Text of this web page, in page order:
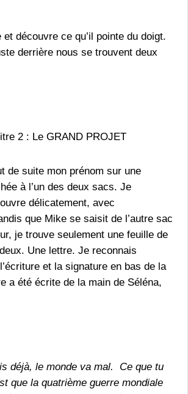
découvre ce qu’il pointe du doigt.
derrière nous se trouvent deux
2 : Le GRAND PROJET
de suite mon prénom sur une
à l’un des deux sacs. Je
délicatement, avec
que Mike se saisit de l’autre sac
je trouve seulement une feuille de
Une lettre. Je reconnais
et la signature en bas de la
a été écrite de la main de Séléna,
déjà, le monde va mal. Ce que tu
que la quatrième guerre mondiale